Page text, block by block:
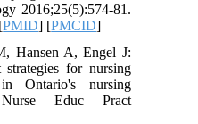
2016;25(5):574-81.
] [PMID] [PMCID
Hansen A, Engel J:
strategies for nursing
in Ontario's nursing
Nurse Educ Pract